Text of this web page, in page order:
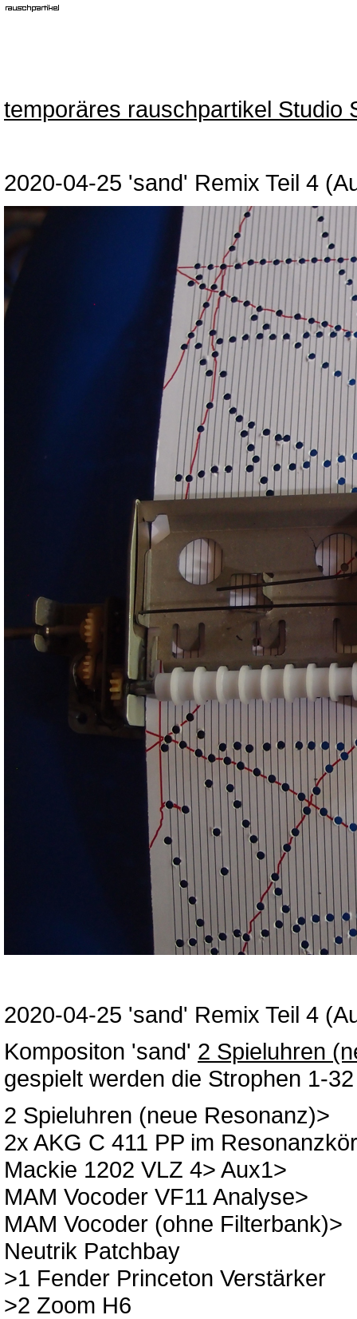
temporäres rauschpartikel Studio
2020-04-25 'sand' Remix Teil 4
2020-04-25 'sand' Remix Teil 4
Kompositon 'sand' 2 Spieluhren
gespielt werden die Strophen 1-
2 Spieluhren (neue Resonanz)>
2x AKG C 411 PP im
Mackie 1202 VLZ 4> Aux1>
MAM Vocoder VF11 Analyse>
MAM Vocoder (ohne Filterbank)>
Neutrik Patchbay
>1 Fender Princeton Verstärker
>2 Zoom H6